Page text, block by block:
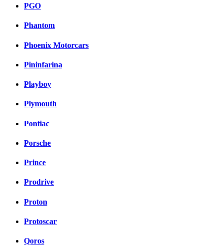
PGO
Phantom
Phoenix Motorcars
Pininfarina
Playboy
Plymouth
Pontiac
Porsche
Prince
Prodrive
Proton
Protoscar
Qoros